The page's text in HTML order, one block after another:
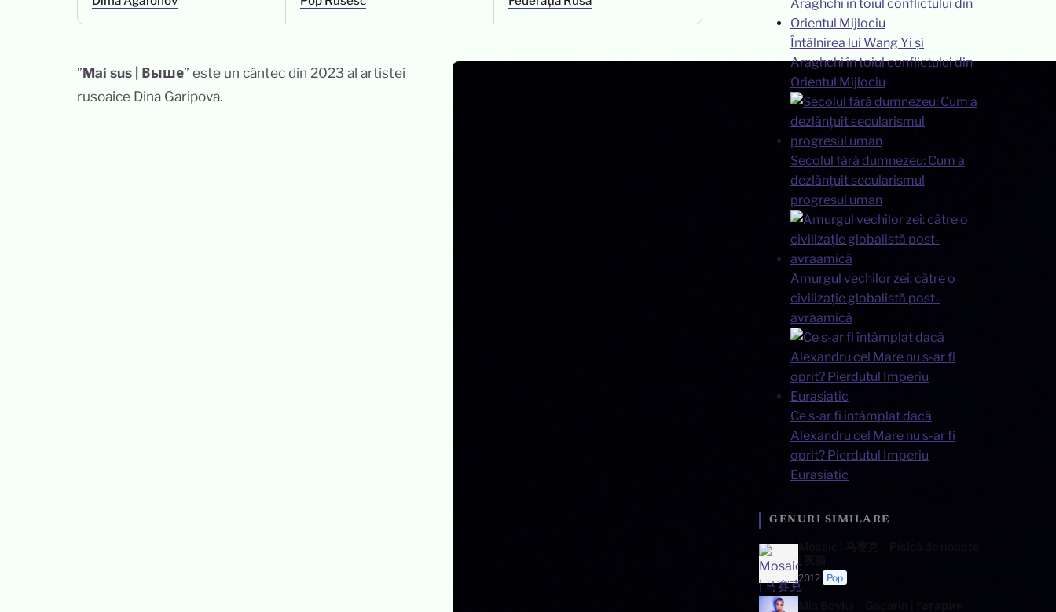
”Mai sus | Выше” este un cântec din 2023 al artistei
rusoaice Dina Garipova.
Întâlnirea lui Wang Yi și
Araghchi în toiul conflictului din
Orientul Mijlociu
Secolul fără dumnezeu: Cum a
dezlănțuit secularismul
progresul uman
Amurgul vechilor zei: către o
civilizație globalistă post-
avraamică
Ce s-ar fi întâmplat dacă
Alexandru cel Mare nu s-ar fi
oprit? Pierdutul Imperiu
Eurasiatic
GENURI SIMILARE
2012 Pop